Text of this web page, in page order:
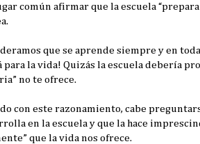
común afirmar que la escuela
que se aprende siempre y en
para la vida! Quizás la escuela debería
no te ofrece.
con este razonamiento, cabe
en la escuela y que la hace
que la vida nos ofrece.